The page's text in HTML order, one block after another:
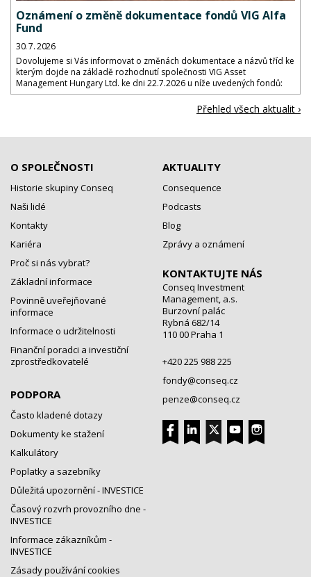
Oznámení o změně dokumentace fondů VIG Alfa
Fund
30. 7. 2026
Dovolujeme si Vás informovat o změnách dokumentace a názvů tříd ke
kterým dojde na základě rozhodnutí společnosti VIG Asset
Management Hungary Ltd. ke dni 22.7.2026 u níže uvedených fondů:
Přehled všech aktualit ›
O SPOLEČNOSTI
Historie skupiny Conseq
Naši lidé
Kontakty
Kariéra
Proč si nás vybrat?
Základní informace
Povinně uveřejňované
informace
Informace o udržitelnosti
Finanční poradci a investiční
zprostředkovatelé
PODPORA
Často kladené dotazy
Dokumenty ke stažení
Kalkulátory
Poplatky a sazebníky
Důležitá upozornění - INVESTICE
Časový rozvrh provozního dne -
INVESTICE
Informace zákazníkům -
INVESTICE
Zásady používání cookies
AKTUALITY
Consequence
Podcasts
Blog
Zprávy a oznámení
KONTAKTUJTE NÁS
Conseq Investment
Management, a.s.
Burzovní palác
Rybná 682/14
110 00 Praha 1
+420 225 988 225
fondy@conseq.cz
penze@conseq.cz